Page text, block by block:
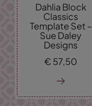
Dahlia Block
Classics
Template Set –
Sue Daley
Designs
€ 57, 50